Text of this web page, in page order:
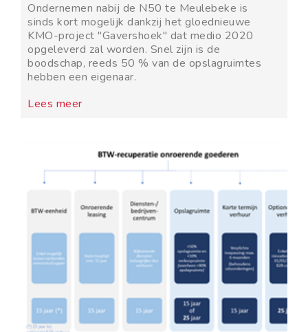
Ondernemen nabij de N50 te Meulebeke is
sinds kort mogelijk dankzij het gloednieuwe
KMO-project "Gavershoek" dat medio 2020
opgeleverd zal worden. Snel zijn is de
boodschap, reeds 50 % van de opslagruimtes
hebben een eigenaar.
Lees meer